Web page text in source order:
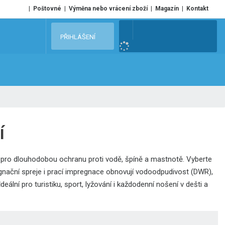
Poštovné Výměna nebo vrácení zboží Magazín Kontakt
e
PŘIHLÁŠENÍ
dlouhodobou ochranu proti vodě, špíně a mastnotě. Vyberte
spreje i prací impregnace obnovují vodoodpudivost (DWR),
pro turistiku, sport, lyžování i každodenní nošení v dešti a